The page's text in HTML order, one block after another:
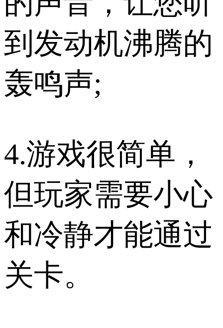
到发动机沸腾的
轰鸣声;
4.游戏很简单，
但玩家需要小心
和冷静才能通过
关卡。